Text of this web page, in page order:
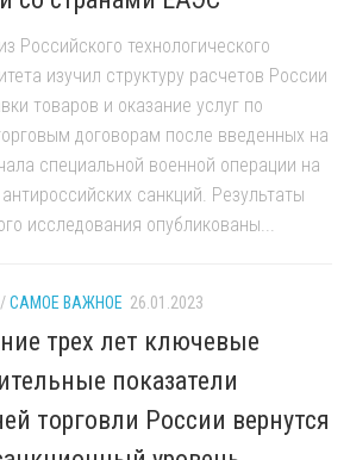
Российского технологического
изучил структуру расчетов России
товаров и оказание услуг по
договорам после введенных на
специальной военной операции на
санкций. Результаты
исследования опубликованы...
/САМОЕ ВАЖНОЕ 26.01.2023
трех лет ключевые
показатели
торговли России вернутся